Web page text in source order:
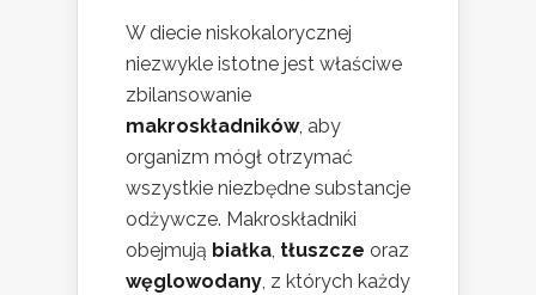
W diecie niskokalorycznej
niezwykle istotne jest właściwe
zbilansowanie
makroskładników, aby
organizm mógł otrzymać
wszystkie niezbędne substancje
odżywcze. Makroskładniki
obejmują białka, tłuszcze oraz
węglowodany, z których każdy